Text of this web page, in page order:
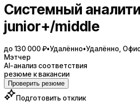
Системный
junior+/middle
до 130 000 ₽•Удалённо•Удалённо,
Мэтчер
AI-анализ соответствия
резюме к вакансии
Проверить резюме
Подготовить отклик